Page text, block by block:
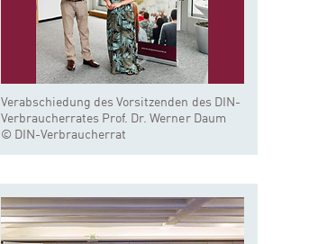
Verabschiedung des Vorsitzenden des DIN-
Verbraucherrates Prof. Dr. Werner Daum
© DIN-Verbraucherrat